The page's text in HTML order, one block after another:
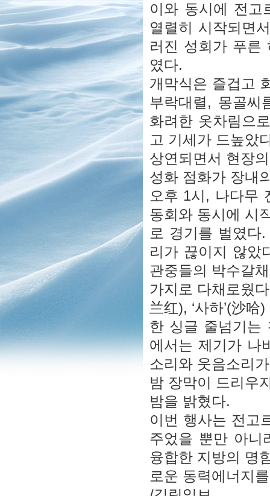
이와 동시에 전고
열렬히 시작되면
러진 성회가 푸른
였다.
개막식은 즐겁고
부락대렬, 몽골씨
화려한 옷차림으
고 기세가 드높았
상연되면서 현장
성화 점화가 장내
오후 1시, 나다무
동회와 동시에 시
로 경기를 벌였다
리가 끊이지 않았
관중들의 박수갈
가지로 다채로웠
兰红), ‘사하’(沙
한 싱글 줄넘기는
에서는 제기가 나
소리와 웃음소리
밤 장막이 드리우
밤을 밝혔다.
이번 행사는 전고
주었을 뿐만 아니
융합한 지방의 명
로운 동력에너지